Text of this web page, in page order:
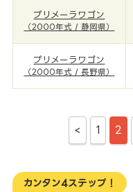
プリメーラワゴン
（2000年式 / 静岡県）
プリメーラワゴン
（2000年式 / 長野県）
< 1 2
カンタン4ステップ！